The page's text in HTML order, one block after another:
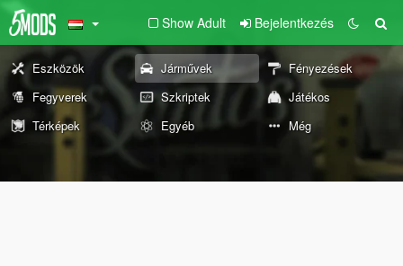
Show Adult Bejelentkezés
Eszközök Járművek
Fényezések
Fegyverek
Szkriptek
Játékos
Térképek
Egyéb Még